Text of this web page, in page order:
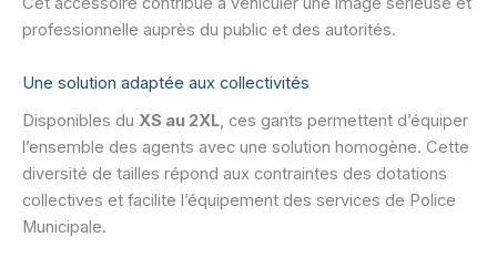
professionnelle auprès du public et des autorités.
Une solution adaptée aux collectivités
Disponibles du XS au 2XL, ces gants permettent d’équiper
l’ensemble des agents avec une solution homogène. Cette
diversité de tailles répond aux contraintes des dotations
collectives et facilite l’équipement des services de Police
Municipale.